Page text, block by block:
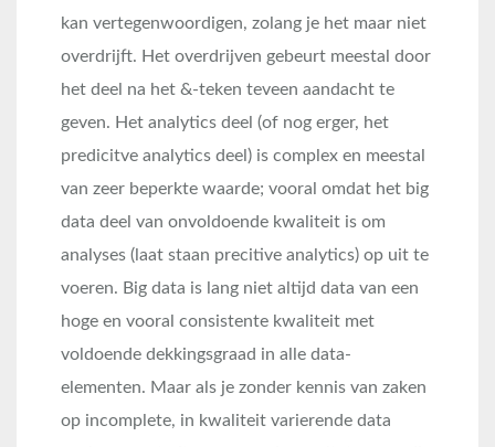
kan vertegenwoordigen, zolang je het maar niet
overdrijft. Het overdrijven gebeurt meestal door
het deel na het &-teken teveen aandacht te
geven. Het analytics deel (of nog erger, het
predicitve analytics deel) is complex en meestal
van zeer beperkte waarde; vooral omdat het big
data deel van onvoldoende kwaliteit is om
analyses (laat staan precitive analytics) op uit te
voeren. Big data is lang niet altijd data van een
hoge en vooral consistente kwaliteit met
voldoende dekkingsgraad in alle data-
elementen. Maar als je zonder kennis van zaken
op incomplete, in kwaliteit varierende data